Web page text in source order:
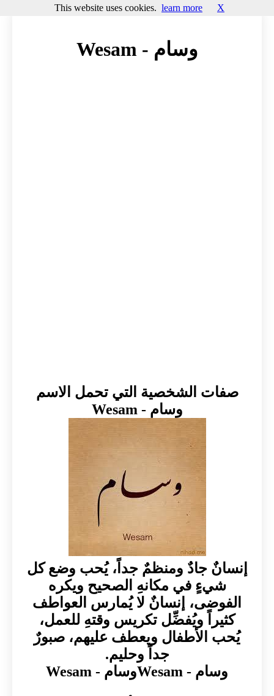
وسام - Wesam
صفات الشخصية التي تحمل الاسم
وسام - Wesam
إنسانٌ جادٌ ومنظمٌ جداً، يُحب وضع كل
شيءٍ في مكانهِ الصحيح ويكره
الفوضى، إنسانٌ لا يُمارس العواطف
كثيراً ويُفضِّل تكريس وقتهِ للعمل،
يُحب الأطفال ويعطف عليهم، صبورٌ
جداً وحليم.
وسام - Wesamوسام - Wesam
This website uses cookies. learn more X